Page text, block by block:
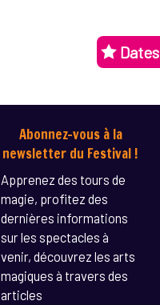
Abonnez-vous à la
newsletter du Festival !
Apprenez des tours de
magie, profitez des
dernières informations
sur les spectacles à
venir, découvrez les arts
magiques à travers des
articles